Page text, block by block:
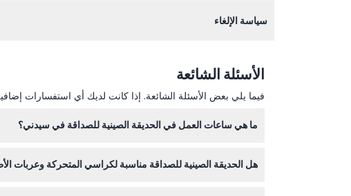
سياسة الإلغاء
الأسئلة الشائعة
فيما يلي بعض الأسئلة الشائعة. إذا كانت لديك أي استفسارات
ما هي ساعات العمل في الحديقة الصينية للصداقة في سيدني؟
هل الحديقة الصينية للصداقة مناسبة لكراسي المتحركة وعربات